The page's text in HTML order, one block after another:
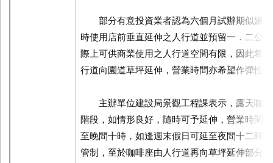
部分有意投資業者認為六個月試辦期似嫌過
時使用店前垂直延伸之人行道並預留一．二公
際上可供商業使用之人行道空間有限，因此希
行道向園道草坪延伸，營業時間亦希望作彈性
主辦單位建設局景觀工程課表示，露天咖啡
階段，如情形良好，隨時可予延伸，營業時間
至晚間十時，如逢週末假日可延至夜間十二時
管制，至於咖啡座由人行道再向草坪延伸部分